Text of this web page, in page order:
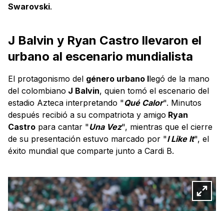
Swarovski.
J Balvin y Ryan Castro llevaron el
urbano al escenario mundialista
El protagonismo del género urbano llegó de la mano
del colombiano J Balvin, quien tomó el escenario del
estadio Azteca interpretando "Qué Calor". Minutos
después recibió a su compatriota y amigo Ryan
Castro para cantar "Una Vez", mientras que el cierre
de su presentación estuvo marcado por "I Like It", el
éxito mundial que comparte junto a Cardi B.